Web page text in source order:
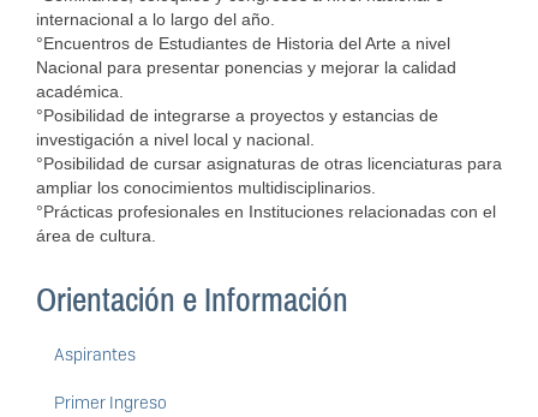
internacional a lo largo del año.
°Encuentros de Estudiantes de Historia del Arte a nivel
Nacional para presentar ponencias y mejorar la calidad
académica.
°Posibilidad de integrarse a proyectos y estancias de
investigación a nivel local y nacional.
°Posibilidad de cursar asignaturas de otras licenciaturas para
ampliar los conocimientos multidisciplinarios.
°Prácticas profesionales en Instituciones relacionadas con el
área de cultura.
Orientación e Información
Aspirantes
Primer Ingreso